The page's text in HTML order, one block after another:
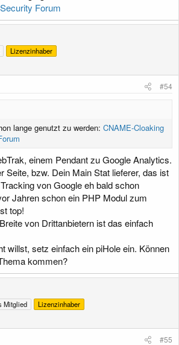
Forum
Lizenzinhaber
#54
lange genutzt zu werden: CNAME-Cloaking
einem Pendant zu Google Analytics.
Seite, bzw. Dein Main Stat lieferer, das ist
von Google eh bald schon
Jahren schon ein PHP Modul zum
top!
von Drittanbietern ist das einfach
willst, setz einfach ein piHole ein. Können
kommen?
Mitglied Lizenzinhaber
#55